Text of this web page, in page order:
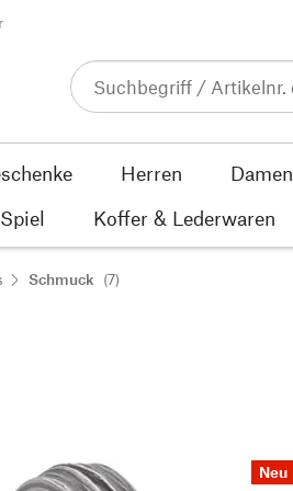
Herren Damen
Koffer & Lederwaren
Schmuck (7)
Neu